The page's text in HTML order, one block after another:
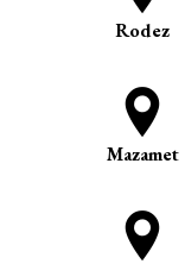
Rodez
Mazamet